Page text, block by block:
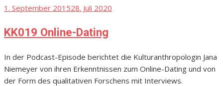
Posted
1. September 201528. Juli 2020
KK019 Online-Dating
In der Podcast-Episode berichtet die Kulturanthropologin Jana
Niemeyer von ihren Erkenntnissen zum Online-Dating und von
der Form des qualitativen Forschens mit Interviews.